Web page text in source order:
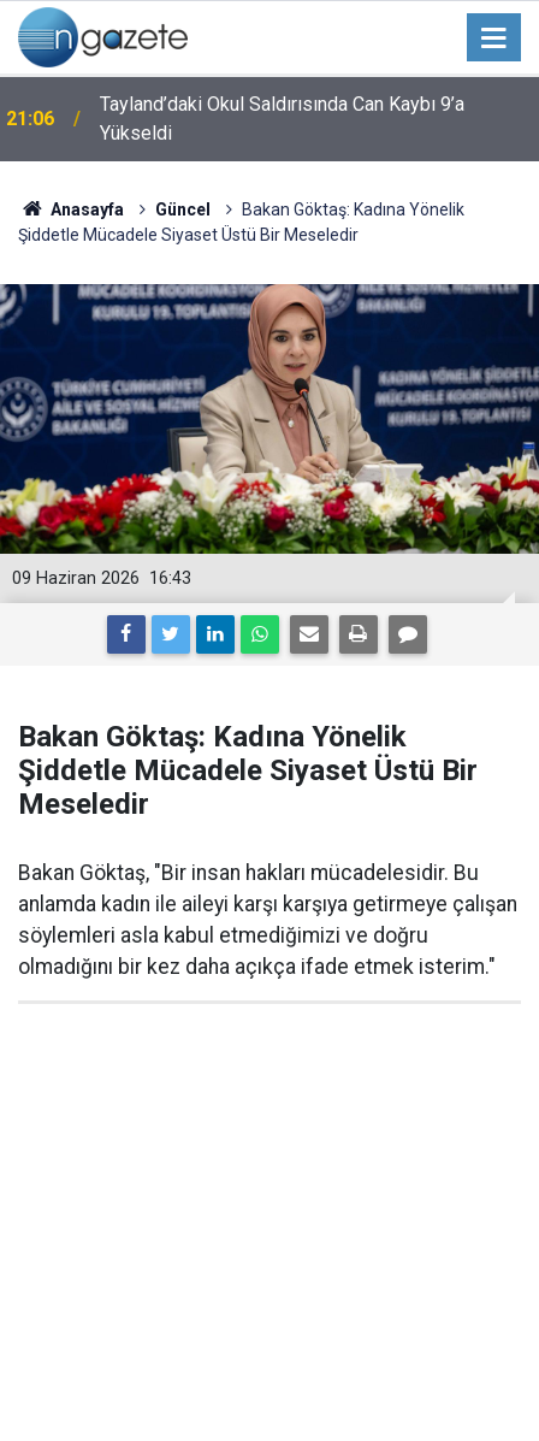
21:06
Tayland’daki Okul Saldırısında Can Kaybı 9’a
Yükseldi
Anasayfa Güncel
Bakan Göktaş: Kadına Yönelik
Şiddetle Mücadele Siyaset Üstü Bir Meseledir
16:43
09 Haziran 2026
Bakan Göktaş: Kadına Yönelik
Şiddetle Mücadele Siyaset Üstü Bir
Meseledir
Bakan Göktaş, "Bir insan hakları mücadelesidir. Bu
anlamda kadın ile aileyi karşı karşıya getirmeye çalışan
söylemleri asla kabul etmediğimizi ve doğru
olmadığını bir kez daha açıkça ifade etmek isterim."